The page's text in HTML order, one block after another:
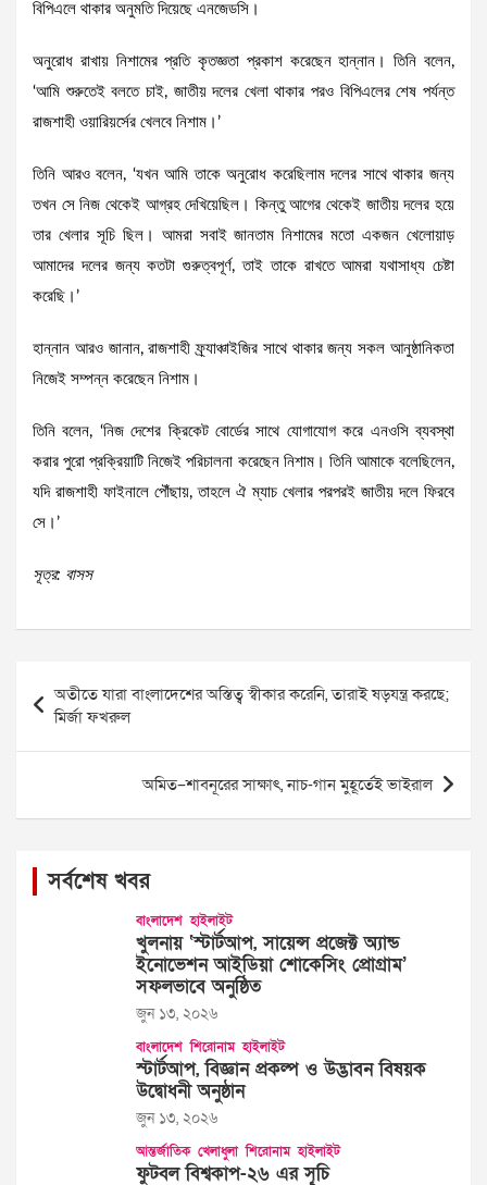
বিপিএলে থাকার অনুমতি দিয়েছে এনজেডসি।
অনুরোধ রাখায় নিশামের প্রতি কৃতজ্ঞতা প্রকাশ করেছেন হান্নান। তিনি বলেন,
‘আমি শুরুতেই বলতে চাই, জাতীয় দলের খেলা থাকার পরও বিপিএলের শেষ পর্যন্ত
রাজশাহী ওয়ারিয়র্সের খেলবে নিশাম।’
তিনি আরও বলেন, ‘যখন আমি তাকে অনুরোধ করেছিলাম দলের সাথে থাকার জন্য
তখন সে নিজ থেকেই আগ্রহ দেখিয়েছিল। কিন্তু আগের থেকেই জাতীয় দলের হয়ে
তার খেলার সূচি ছিল। আমরা সবাই জানতাম নিশামের মতো একজন খেলোয়াড়
আমাদের দলের জন্য কতটা গুরুত্বপূর্ণ, তাই তাকে রাখতে আমরা যথাসাধ্য চেষ্টা
করেছি।’
হান্নান আরও জানান, রাজশাহী ফ্র্যাঞ্চাইজির সাথে থাকার জন্য সকল আনুষ্ঠানিকতা
নিজেই সম্পন্ন করেছেন নিশাম।
তিনি বলেন, ‘নিজ দেশের ক্রিকেট বোর্ডের সাথে যোগাযোগ করে এনওসি ব্যবস্থা
করার পুরো প্রক্রিয়াটি নিজেই পরিচালনা করেছেন নিশাম। তিনি আমাকে বলেছিলেন,
যদি রাজশাহী ফাইনালে পৌঁছায়, তাহলে ঐ ম্যাচ খেলার পরপরই জাতীয় দলে ফিরবে
সে।’
সূত্র: বাসস
Post
navigation
অতীতে যারা বাংলাদেশের অস্তিত্ব স্বীকার করেনি, তারাই ষড়যন্ত্র করছে;
মির্জা ফখরুল
অমিত–শাবনূরের সাক্ষাৎ, নাচ-গান মুহূর্তেই ভাইরাল
সর্বশেষ খবর
বাংলাদেশ হাইলাইট
খুলনায় ‘স্টার্টআপ, সায়েন্স প্রজেক্ট অ্যান্ড
ইনোভেশন আইডিয়া শোকেসিং প্রোগ্রাম’
সফলভাবে অনুষ্ঠিত
জুন ১৩, ২০২৬
বাংলাদেশ শিরোনাম হাইলাইট
স্টার্টআপ, বিজ্ঞান প্রকল্প ও উদ্ভাবন বিষয়ক
উদ্বোধনী অনুষ্ঠান
জুন ১৩, ২০২৬
আন্তর্জাতিক খেলাধুলা শিরোনাম হাইলাইট
ফুটবল বিশ্বকাপ-২৬ এর সূচি